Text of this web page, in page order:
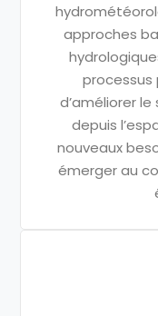
approches
processus
d’améliorerle
depuis
nouveaux
émerger au